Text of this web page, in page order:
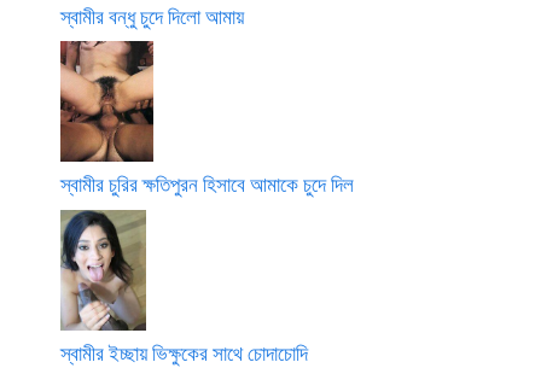
স্বামীর বন্ধু চুদে দিলো আমায়
স্বামীর চুরির ক্ষতিপুরন হিসাবে আমাকে চুদে দিল
স্বামীর ইচ্ছায় ভিক্ষুকের সাথে চোদাচোদি